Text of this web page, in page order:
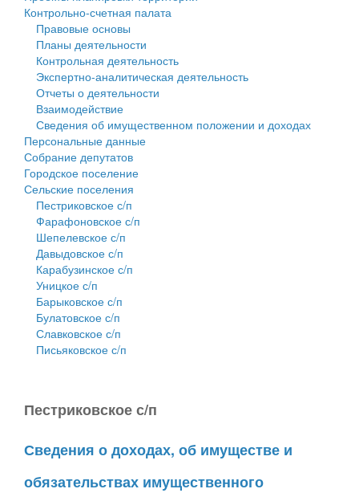
Собрание депутатов
Городское поселение
Сельские поселения
Контрольно-счетная палата
Правовые основы
Планы деятельности
Контрольная деятельность
Экспертно-аналитическая деятельность
Отчеты о деятельности
Взаимодействие
Сведения об имущественном положении и доходах
Персональные данные
Собрание депутатов
Городское поселение
Сельские поселения
Пестриковское с/п
Фарафоновское с/п
Шепелевское с/п
Давыдовское с/п
Карабузинское с/п
Уницкое с/п
Барыковское с/п
Булатовское с/п
Славковское с/п
Письяковское с/п
Пестриковское с/п
Сведения о доходах, об имуществе и
обязательствах имущественного